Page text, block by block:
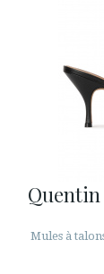
Quentin
Mules à